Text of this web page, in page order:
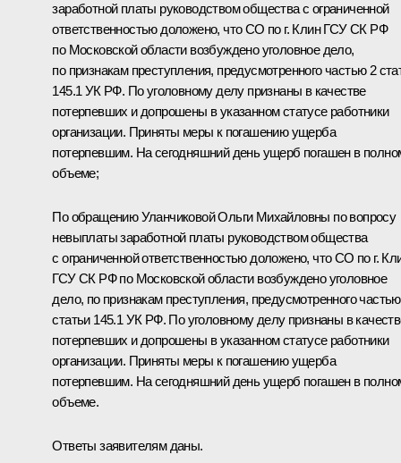
заработной платы руководством общества с ограниченной
ответственностью доложено, что СО по г. Клин ГСУ СК РФ
по Московской области возбуждено уголовное дело,
по признакам преступления, предусмотренного частью 2
145.1 УК РФ. По уголовному делу признаны в качестве
потерпевших и допрошены в указанном статусе работники
организации. Приняты меры к погашению ущерба
потерпевшим. На сегодняшний день ущерб погашен в
объеме;
По обращению Уланчиковой Ольги Михайловны по вопросу
невыплаты заработной платы руководством общества
с ограниченной ответственностью доложено, что СО по г.
ГСУ СК РФ по Московской области возбуждено уголовное
дело, по признакам преступления, предусмотренного
статьи 145.1 УК РФ. По уголовному делу признаны в
потерпевших и допрошены в указанном статусе работники
организации. Приняты меры к погашению ущерба
потерпевшим. На сегодняшний день ущерб погашен в
объеме.
Ответы заявителям даны.